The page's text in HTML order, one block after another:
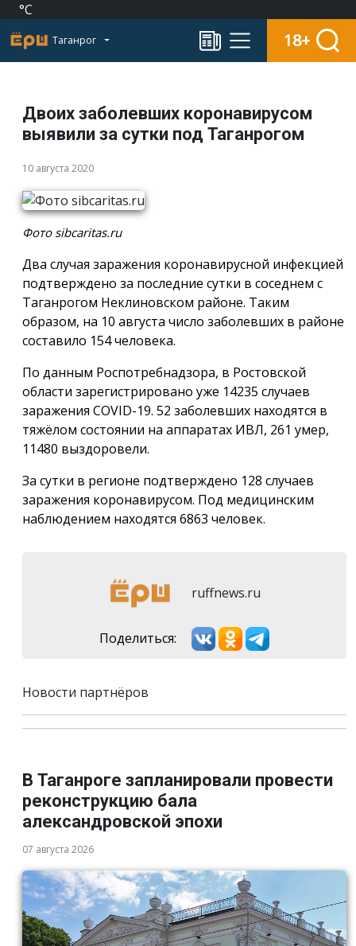
°C
Таганрог 18+
Двоих заболевших коронавирусом
выявили за сутки под Таганрогом
10 августа 2020
Фото sibcaritas.ru
Два случая заражения коронавирусной инфекцией
подтверждено за последние сутки в соседнем с
Таганрогом Неклиновском районе. Таким
образом, на 10 августа число заболевших в районе
составило 154 человека.
По данным Роспотребнадзора, в Ростовской
области зарегистрировано уже 14235 случаев
заражения COVID-19. 52 заболевших находятся в
тяжёлом состоянии на аппаратах ИВЛ, 261 умер,
11480 выздоровели.
За сутки в регионе подтверждено 128 случаев
заражения коронавирусом. Под медицинским
наблюдением находятся 6863 человек.
ruffnews.ru
Поделиться:
Новости партнёров
В Таганроге запланировали провести
реконструкцию бала
александровской эпохи
07 августа 2026